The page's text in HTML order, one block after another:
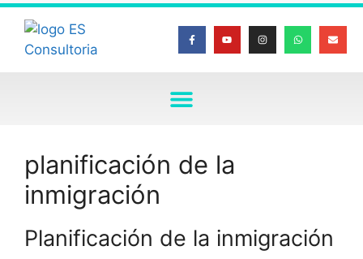
planificación de la
inmigración
Planificación de la inmigración